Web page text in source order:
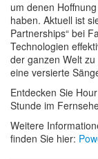
um denen
haben. Aktuell ist
Partnerships“ bei
Technologien
der ganzen Welt
eine versierte
Entdecken Sie
Stunde im
Weitere
finden Sie hier: